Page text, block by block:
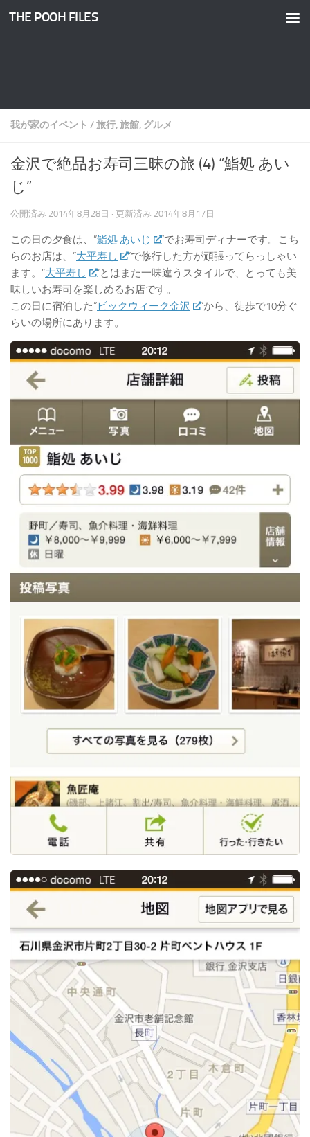
コンテンツへスキップ
THE POOH FILES
我が家のイベント /旅行, 旅館, グルメ
金沢で絶品お寿司三昧の旅 (4) “鮨処 あい
じ”
公開済み 2014年8月28日 · 更新済み 2014年8月17日
この日の夕食は、”鮨処 あいじ
”でお寿司ディナーです。こち
らのお店は、”大平寿し
”で修行した方が頑張ってらっしゃい
ます。”大平寿し
”とはまた一味違うスタイルで、とっても美
味しいお寿司を楽しめるお店です。
この日に宿泊した”ビックウィーク金沢
”から、徒歩で10分ぐ
らいの場所にあります。